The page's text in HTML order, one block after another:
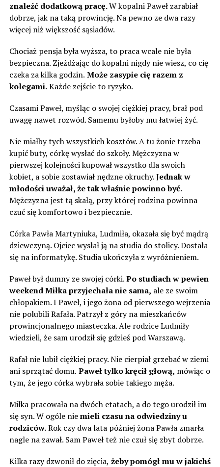
znaleźć dodatkową pracę.W kopalni Paweł zarabiał
dobrze, jak na taką prowincję. Na pewno ze dwa razy
więcej niż większość sąsiadów.
Chociaż pensja była wyższa, to praca wcale nie była
bezpieczna. Zjeżdżając do kopalni nigdy nie wiesz, co cię
czeka za kilka godzin. Może zasypie cię razem z
kolegami.Każde zejście to ryzyko.
Czasami Paweł, myśląc o swojej ciężkiej pracy, brał pod
uwagę nawet rozwód. Samemu byłoby mu łatwiej żyć.
Nie miałby tych wszystkich kosztów. A tu żonie trzeba
kupić buty, córkę wysłać do szkoły. Mężczyzna w
pierwszej kolejności kupował wszystko dla swoich
kobiet, a sobie zostawiał nędzne okruchy. Jednak w
młodości uważał, że tak właśnie powinno być.
Mężczyzna jest tą skałą, przy której rodzina powinna
czuć się komfortowo i bezpiecznie.
Córka Pawła Martyniuka, Ludmiła, okazała się być mądrą
dziewczyną. Ojciec wysłał ją na studia do stolicy. Dostała
się na informatykę. Studia ukończyła z wyróżnieniem.
Paweł był dumny ze swojej córki.Po studiach w pewien
weekend Miłka przyjechała nie sama, ale ze swoim
chłopakiem. I Paweł, i jego żona od pierwszego wejrzenia
nie polubili Rafała. Patrzył z góry na mieszkańców
prowincjonalnego miasteczka. Ale rodzice Ludmiły
wiedzieli, że sam urodził się gdzieś pod Warszawą.
Rafał nie lubił ciężkiej pracy. Nie cierpiał grzebać w ziemi
ani sprzątać domu. Paweł tylko kręcił głową, mówiąc o
tym, że jego córka wybrała sobie takiego męża.
Miłka pracowała na dwóch etatach, a do tego urodził im
się syn. W ogóle niemieli czasu na odwiedziny u
rodziców.Rok czy dwa lata później żona Pawła zmarła
nagle na zawał. Sam Paweł też nie czuł się zbyt dobrze.
Kilka razy dzwonił do zięcia, żeby pomógł mu w jakichś